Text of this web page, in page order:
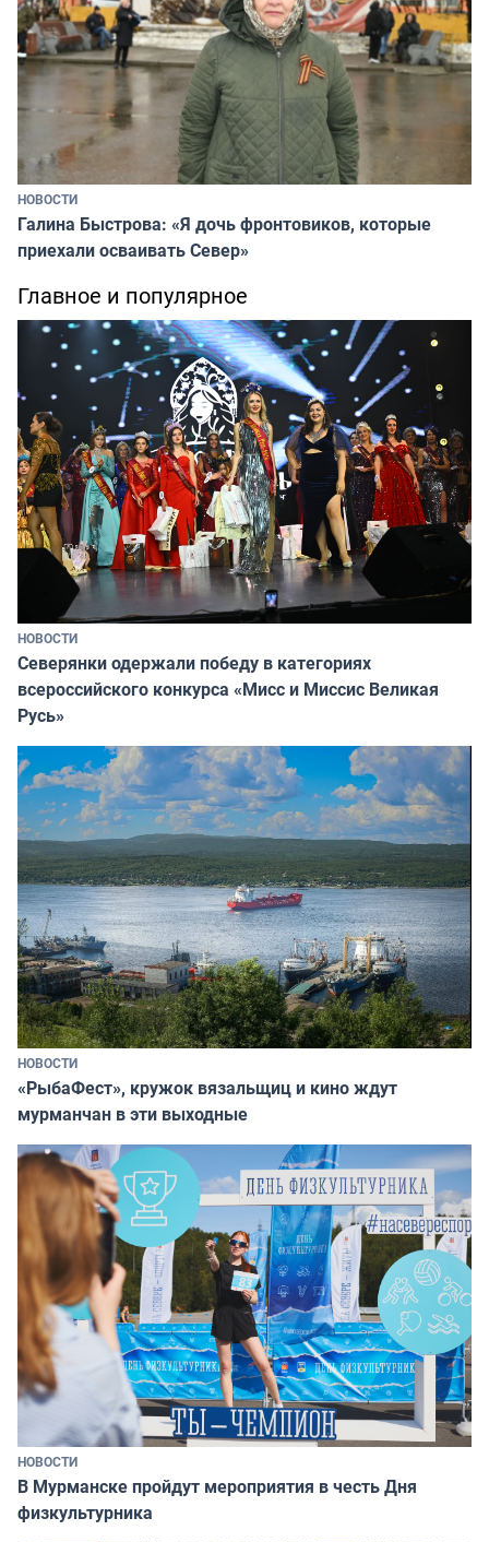
НОВОСТИ
Галина Быстрова: «Я дочь фронтовиков, которые
приехали осваивать Север»
Главное и популярное
НОВОСТИ
Северянки одержали победу в категориях
всероссийского конкурса «Мисс и Миссис Великая
Русь»
НОВОСТИ
«РыбаФест», кружок вязальщиц и кино ждут
мурманчан в эти выходные
НОВОСТИ
В Мурманске пройдут мероприятия в честь Дня
физкультурника